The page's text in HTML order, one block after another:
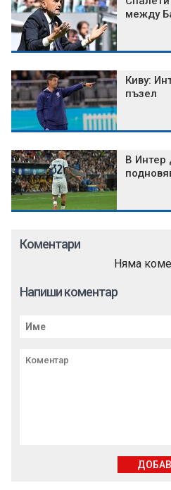
между
Киву:
пъзел
В Интер
Коментари
Няма
Напиши коментар